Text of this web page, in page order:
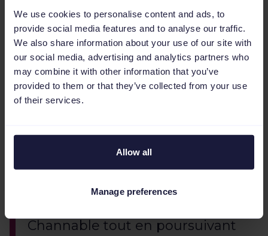
We use cookies to personalise content and ads, to
provide social media features and to analyse our traffic.
We also share information about your use of our site with
our social media, advertising and analytics partners who
may combine it with other information that you’ve
provided to them or that they’ve collected from your use
of their services.
Allow all
Manage preferences
« Nous sommes ravis
d’accueillir Mathieu en tant que
directeur financier. La vaste
expérience financière,
opérationnelle et stratégique de
idéal pour son nouveau poste.
Avec Mathieu, nous sommes
convaincus d’avoir intégré un
Channable tout en poursuivant